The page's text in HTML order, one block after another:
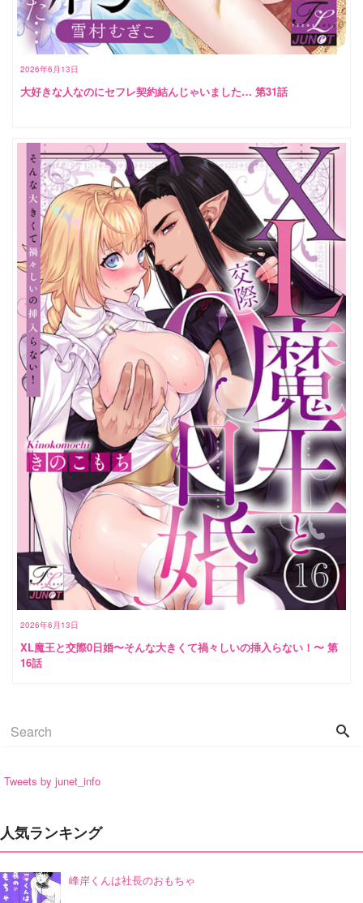
2026年6月13日
大好きな人なのにセフレ契約結んじゃいました… 第31話
2026年6月13日
XL魔王と交際0日婚〜そんな大きくて禍々しいの挿入らない！〜 第
16話
Tweets by junet_info
人気ランキング
峰岸くんは社長のおもちゃ